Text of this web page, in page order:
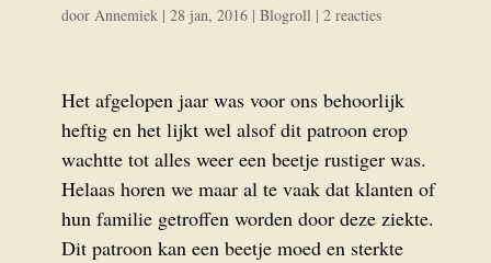
door Annemiek| 28 jan, 2016| Blogroll | 2 reacties
Het afgelopen jaar was voor ons behoorlijk
heftig en het lijkt wel alsof dit patroon erop
wachtte tot alles weer een beetje rustiger was.
Helaas horen we maar al te vaak dat klanten of
hun familie getroffen worden door deze ziekte.
Dit patroon kan een beetje moed en sterkte